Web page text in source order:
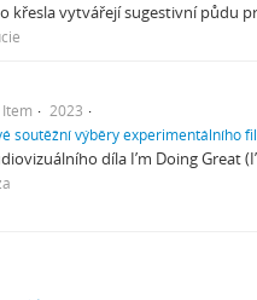
křesla vytvářejí sugestivní půdu
Item
2023
soutěžní výběry experimentálního
díla I’m Doing Great